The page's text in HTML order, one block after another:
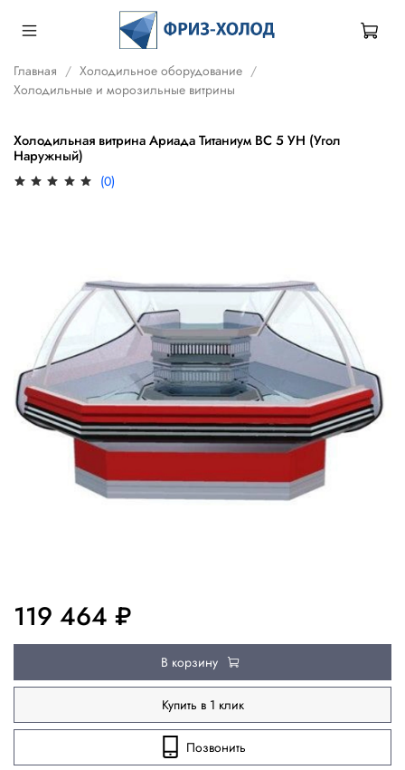
Главная
Холодильное оборудование
Холодильные и морозильные витрины
Холодильная витрина Ариада Титаниум ВС 5 УН (Угол
Наружный)
(0)
119 464 ₽
В корзину
Купить в 1 клик
Позвонить